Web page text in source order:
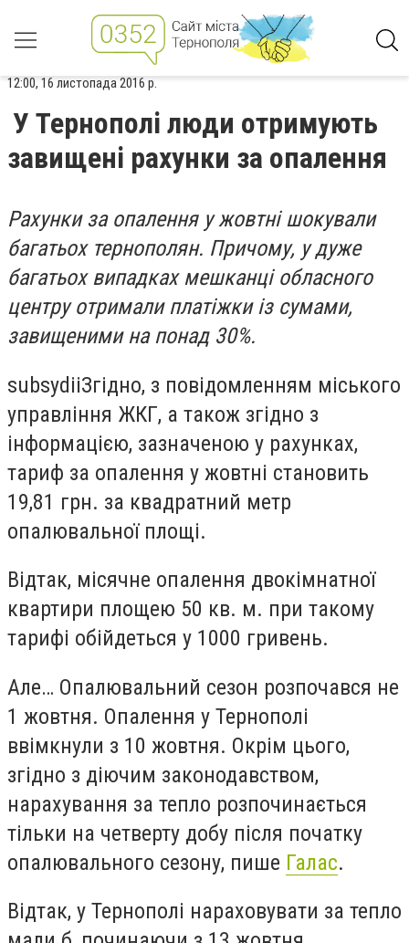
12:00, 16 листопада 2016 р.
У Тернополі люди отримують
завищені рахунки за опалення
Рахунки за опалення у жовтні шокували
багатьох тернополян. Причому, у дуже
багатьох випадках мешканці обласного
центру отримали платіжки із сумами,
завищеними на понад 30%.
subsydiiЗгідно, з повідомленням міського
управління ЖКГ, а також згідно з
інформацією, зазначеною у рахунках,
тариф за опалення у жовтні становить
19,81 грн. за квадратний метр
опалювальної площі.
Відтак, місячне опалення двокімнатної
квартири площею 50 кв. м. при такому
тарифі обійдеться у 1000 гривень.
Але… Опалювальний сезон розпочався не
1 жовтня. Опалення у Тернополі
ввімкнули з 10 жовтня. Окрім цього,
згідно з діючим законодавством,
нарахування за тепло розпочинається
тільки на четверту добу після початку
опалювального сезону, пише Галас.
Відтак, у Тернополі нараховувати за тепло